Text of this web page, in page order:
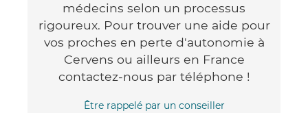
médecins selon un processus
rigoureux. Pour trouver une aide pour
vos proches en perte d'autonomie à
Cervens ou ailleurs en France
contactez-nous par téléphone !
Être rappelé par un conseiller